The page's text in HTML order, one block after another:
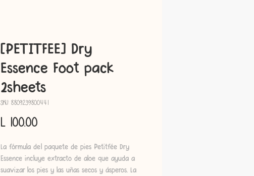
[PETITFEE] Dry
Essence Foot pack
2sheets
SKU: 8809239800441
L 100.00Precio
La fórmula del paquete de pies Petitfée Dry
Essence incluye extracto de aloe que ayuda a
suavizar los pies y las uñas secos y ásperos. La